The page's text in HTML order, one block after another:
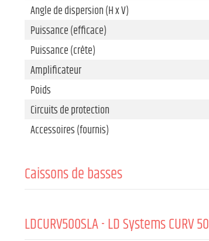
Angle de dispersion (H x V)
Puissance (efficace)
Puissance (crête)
Amplificateur
Poids
Circuits de protection
Accessoires (fournis)
Caissons de basses
Diamètre boomer/médium (mm)
LDCURV500SLA - LD Systems